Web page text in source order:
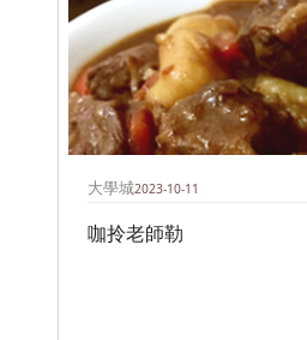
大學城2023-10-11
咖拎老師勒